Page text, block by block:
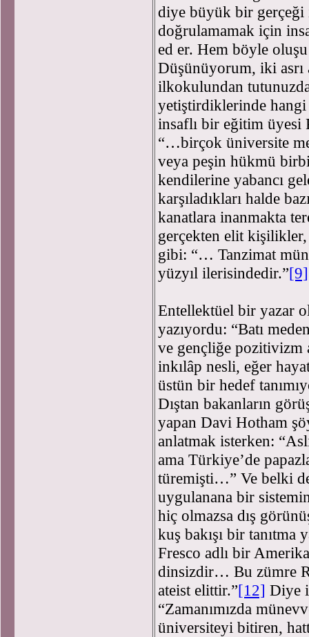
diye büyük bir
doğrulamamak için
ed er. Hem böyle
Düşünüyorum, iki asrı
ilkokulundan
yetiştirdiklerinde hangi
insaflı bir eğitim üyesi
“…birçok üniversite
veya peşin hükmü
kendilerine yabancı
karşıladıkları halde
kanatlara inanmakta
gerçekten elit
gibi: “… Tanzimat
yüzyıl ilerisindedir.”[9]
Entellektüel bir yazar
yazıyordu: “Batı
ve gençliğe pozitivizm
inkılâp nesli, eğer
üstün bir hedef
Dıştan bakanların
yapan Davi Hotham
anlatmak isterken:
ama Türkiye’de
türemişti…” Ve belki
uygulanana bir
hiç olmazsa dış
kuş bakışı bir
Fresco adlı bir
dinsizdir… Bu zümre
ateist elittir.”[12] Diye
“Zamanımızda
üniversiteyi bitiren,